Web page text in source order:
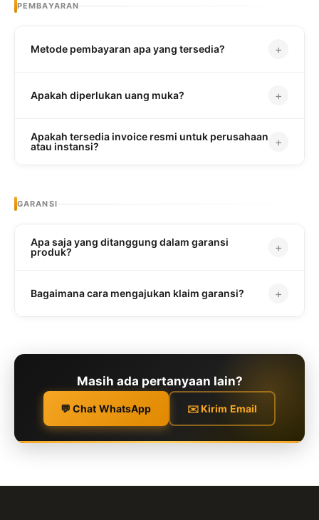
PEMBAYARAN
Metode pembayaran apa yang tersedia? +
Apakah diperlukan uang muka? +
Apakah tersedia invoice resmi untuk perusahaan
atau instansi?
+
GARANSI
Apa saja yang ditanggung dalam garansi
produk?
+
Bagaimana cara mengajukan klaim garansi? +
Masih ada pertanyaan lain?
💬 Chat WhatsApp ✉️ Kirim Email